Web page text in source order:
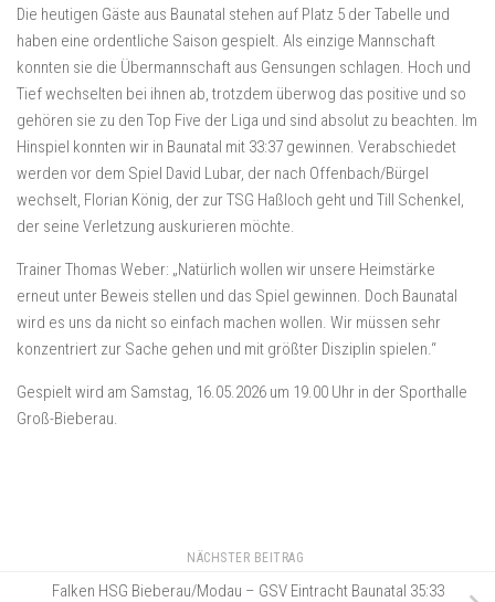
Die heutigen Gäste aus Baunatal stehen auf Platz 5 der Tabelle und
haben eine ordentliche Saison gespielt. Als einzige Mannschaft
konnten sie die Übermannschaft aus Gensungen schlagen. Hoch und
Tief wechselten bei ihnen ab, trotzdem überwog das positive und so
gehören sie zu den Top Five der Liga und sind absolut zu beachten. Im
Hinspiel konnten wir in Baunatal mit 33:37 gewinnen. Verabschiedet
werden vor dem Spiel David Lubar, der nach Offenbach/Bürgel
wechselt, Florian König, der zur TSG Haßloch geht und Till Schenkel,
der seine Verletzung auskurieren möchte.
Trainer Thomas Weber: „Natürlich wollen wir unsere Heimstärke
erneut unter Beweis stellen und das Spiel gewinnen. Doch Baunatal
wird es uns da nicht so einfach machen wollen. Wir müssen sehr
konzentriert zur Sache gehen und mit größter Disziplin spielen.“
Gespielt wird am Samstag, 16.05.2026 um 19.00 Uhr in der Sporthalle
Groß-Bieberau.
NÄCHSTER BEITRAG
Falken HSG Bieberau/Modau – GSV Eintracht Baunatal 35:33